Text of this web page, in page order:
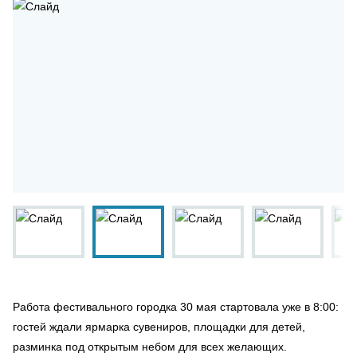
Работа фестивального городка 30 мая стартовала уже в 8:00:
гостей ждали ярмарка сувениров, площадки для детей,
разминка под открытым небом для всех желающих.